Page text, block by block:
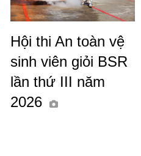
Hội thi An toàn vệ
sinh viên giỏi BSR
lần thứ III năm
2026